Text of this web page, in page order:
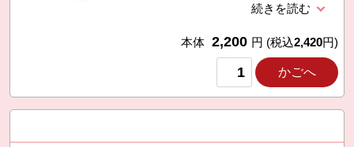
い。少量ですーっと伸びる美容液オ
本体 2,200 円 (税込2,420円)
かごへ